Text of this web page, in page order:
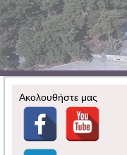
Ακολουθήστε μας